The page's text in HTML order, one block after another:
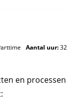
Aantal uur:
en